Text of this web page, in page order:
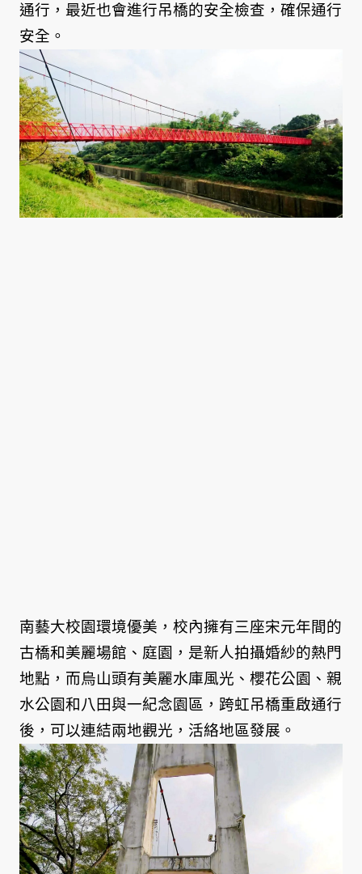
通行，最近也會進行吊橋的安全檢查，確保通行
安全。
南藝大校園環境優美，校內擁有三座宋元年間的
古橋和美麗場館、庭園，是新人拍攝婚紗的熱門
地點，而烏山頭有美麗水庫風光、櫻花公園、親
水公園和八田與一紀念園區，跨虹吊橋重啟通行
後，可以連結兩地觀光，活絡地區發展。